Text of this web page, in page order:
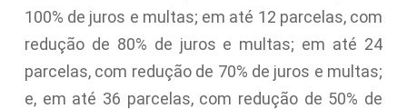
100% de juros e multas; em até 12 parcelas, com
redução de 80% de juros e multas; em até 24
parcelas, com redução de 70% de juros e multas;
e, em até 36 parcelas, com redução de 50% de